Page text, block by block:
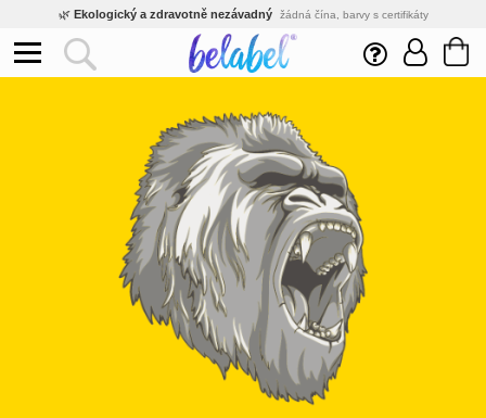
🌿 Ekologický a zdravotně nezávadný žádná čína, barvy s certifikáty
Inovativní výroba vlastní vývoj, nejnovější technologie
Rychlé dodání expedujeme do 24h
Kvalita pod kontrolou jsme přímý výrobce, žádný zprostředkovatel
Eshop s tradicí od roku 2010 tisíce spokojených zákazníků